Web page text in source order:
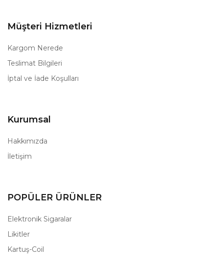
Müşteri Hizmetleri
Kargom Nerede
Teslimat Bilgileri
İptal ve İade Koşulları
Kurumsal
Hakkımızda
İletişim
POPÜLER ÜRÜNLER
Elektronik Sigaralar
Likitler
Kartuş-Coil